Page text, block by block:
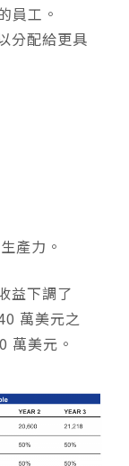
員工。
分配給更具
產力。
益下調了
萬美元之
萬美元。